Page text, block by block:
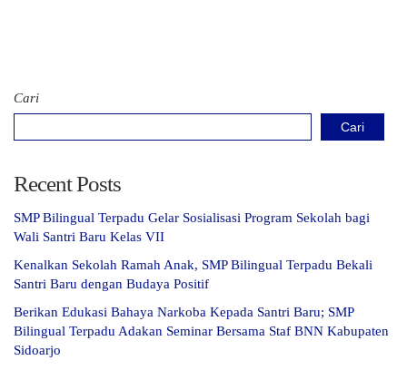
Cari
Cari
Recent Posts
SMP Bilingual Terpadu Gelar Sosialisasi Program Sekolah bagi
Wali Santri Baru Kelas VII
Kenalkan Sekolah Ramah Anak, SMP Bilingual Terpadu Bekali
Santri Baru dengan Budaya Positif
Berikan Edukasi Bahaya Narkoba Kepada Santri Baru; SMP
Bilingual Terpadu Adakan Seminar Bersama Staf BNN Kabupaten
Sidoarjo